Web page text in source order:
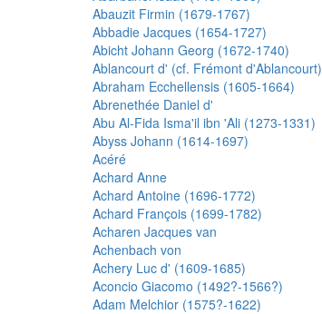
Abauzit Firmin (1679-1767)
Abbadie Jacques (1654-1727)
Abicht Johann Georg (1672-1740)
Ablancourt d' (cf. Frémont d'Ablancourt)
Abraham Ecchellensis (1605-1664)
Abrenethée Daniel d'
Abu Al-Fida Isma'il ibn 'Ali (1273-1331)
Abyss Johann (1614-1697)
Acéré
Achard Anne
Achard Antoine (1696-1772)
Achard François (1699-1782)
Acharen Jacques van
Achenbach von
Achery Luc d' (1609-1685)
Aconcio Giacomo (1492?-1566?)
Adam Melchior (1575?-1622)